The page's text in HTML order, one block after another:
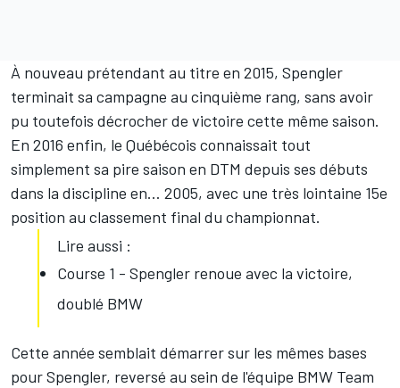
À nouveau prétendant au titre en 2015, Spengler
terminait sa campagne au cinquième rang, sans avoir
pu toutefois décrocher de victoire cette même saison.
En 2016 enfin, le Québécois connaissait tout
simplement sa pire saison en DTM depuis ses débuts
dans la discipline en… 2005, avec une très lointaine 15e
position au classement final du championnat.
Lire aussi :
Course 1 - Spengler renoue avec la victoire,
doublé BMW
Cette année semblait démarrer sur les mêmes bases
pour Spengler, reversé au sein de l'équipe BMW Team